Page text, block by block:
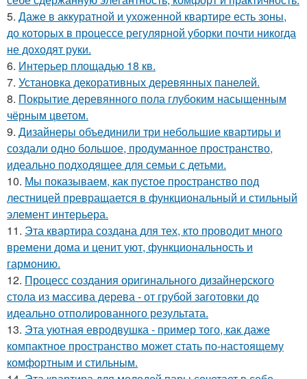
5. Даже в аккуратной и ухоженной квартире есть зоны,
до которых в процессе регулярной уборки почти никогда
не доходят руки.
6. Интерьер площадью 18 кв.
7. Установка декоративных деревянных панелей.
8. Покрытие деревянного пола глубоким насыщенным
чёрным цветом.
9. Дизайнеры объединили три небольшие квартиры и
создали одно большое, продуманное пространство,
идеально подходящее для семьи с детьми.
10. Мы показываем, как пустое пространство под
лестницей превращается в функциональный и стильный
элемент интерьера.
11. Эта квартира создана для тех, кто проводит много
времени дома и ценит уют, функциональность и
гармонию.
12. Процесс создания оригинального дизайнерского
стола из массива дерева - от грубой заготовки до
идеально отполированного результата.
13. Эта уютная евродвушка - пример того, как даже
компактное пространство может стать по-настоящему
комфортным и стильным.